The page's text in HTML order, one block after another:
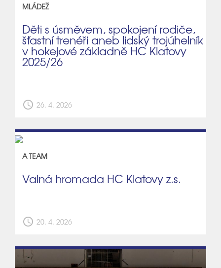
MLÁDEŽ
Děti s úsměvem, spokojení rodiče,
šťastní trenéři aneb lidský trojúhelník
v hokejové základně HC Klatovy
2025/26
schedule 26. 4. 2026
A TEAM
Valná hromada HC Klatovy z.s.
schedule 20. 4. 2026